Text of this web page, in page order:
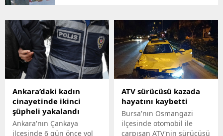
Ankara’daki kadın
cinayetinde ikinci
şüpheli yakalandı
Ankara'nın Çankaya
ilçesinde 6 gün önce yol
ATV sürücüsü kazada
hayatını kaybetti
Bursa'nın Osmangazi
ilçesinde otomobil ile
çarpışan ATV'nin sürücüsü